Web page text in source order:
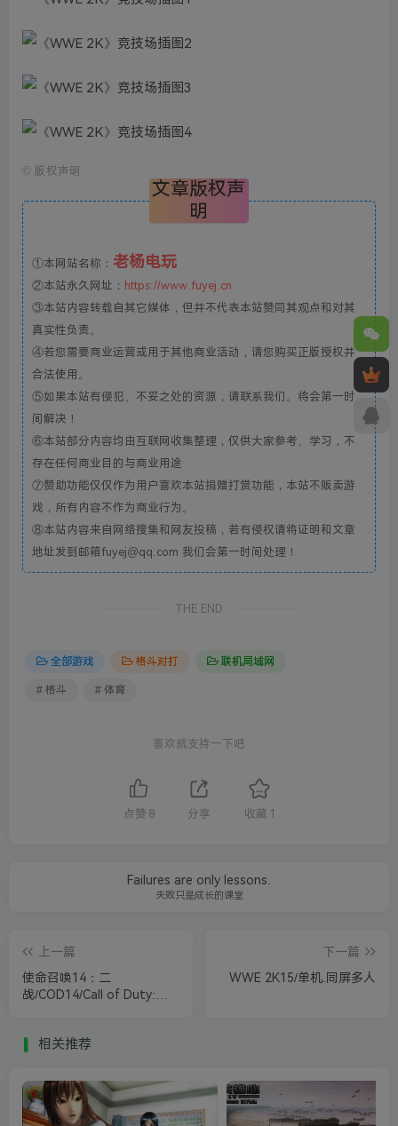
© 版权声明
文章版权声
明
①本网站名称： 老杨电玩
②本站永久网址： https://www.fuyej.cn
③本站内容转载自其它媒体，但并不代表本站赞同其观点和对其
真实性负责。
④若您需要商业运营或用于其他商业活动，请您购买正版授权并
合法使用。
⑤如果本站有侵犯、不妥之处的资源，请联系我们。将会第一时
间解决！
⑥本站部分内容均由互联网收集整理，仅供大家参考、学习，不
存在任何商业目的与商业用途
⑦赞助功能仅仅作为用户喜欢本站捐赠打赏功能，本站不贩卖游
戏，所有内容不作为商业行为。
⑧本站内容来自网络搜集和网友投稿，若有侵权请将证明和文章
地址发到邮箱fuyej@qq.com 我们会第一时间处理！
THE END
全部游戏 格斗对打 联机局域网
# 格斗 # 体育
喜欢就支持一下吧
点赞 8 分享 收藏 1
Failures are only lessons.
失败只是成长的课堂
上一篇
使命召唤14：二
战/COD14/Call of Duty:
下一篇
WWE 2K15/单机.同屏多人
相关推荐